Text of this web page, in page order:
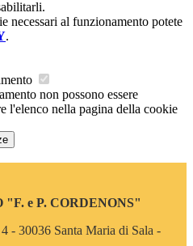
necessari al funzionamento potete
.
non possono essere
l'elenco nella pagina della cookie
e P. CORDENONS"
- 30036 Santa Maria di Sala -